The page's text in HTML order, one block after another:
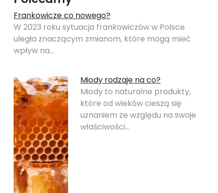
Frankowicze co nowego?
W 2023 roku sytuacja frankowiczów w Polsce
uległa znaczącym zmianom, które mogą mieć
wpływ na…
Miody rodzaje na co?
Miody to naturalne produkty,
które od wieków cieszą się
uznaniem ze względu na swoje
właściwości…